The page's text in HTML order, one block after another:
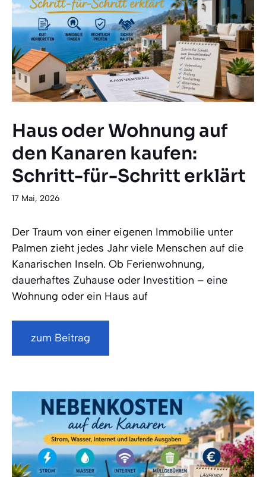
Haus oder Wohnung auf
den Kanaren kaufen:
Schritt-für-Schritt erklärt
17 Mai, 2026
Der Traum von einer eigenen Immobilie unter
Palmen zieht jedes Jahr viele Menschen auf die
Kanarischen Inseln. Ob Ferienwohnung,
dauerhaftes Zuhause oder Investition – eine
Wohnung oder ein Haus auf
zum Beitrag